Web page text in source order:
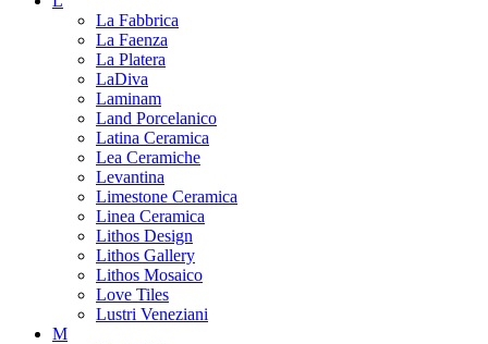
La Fabbrica
La Faenza
La Platera
LaDiva
Laminam
Land Porcelanico
Latina Ceramica
Lea Ceramiche
Levantina
Limestone Ceramica
Linea Ceramica
Lithos Design
Lithos Gallery
Lithos Mosaico
Love Tiles
Lustri Veneziani
M